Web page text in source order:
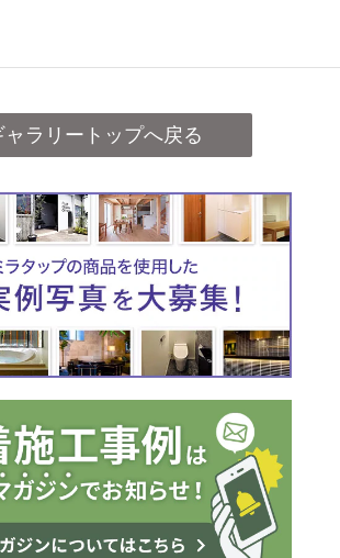
ャラリートップへ戻る